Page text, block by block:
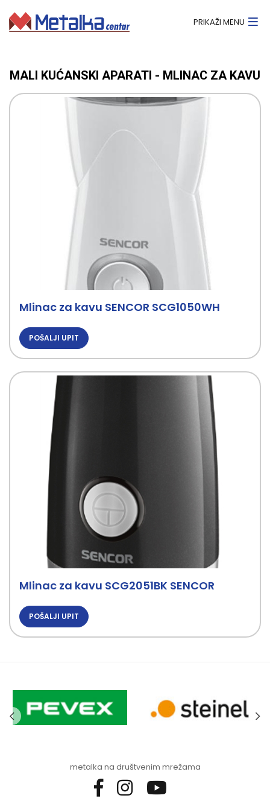
PRIKAŽI MENU
MALI KUĆANSKI APARATI - MLINAC ZA KAVU
Mlinac za kavu SENCOR SCG1050WH
POŠALJI UPIT
Mlinac za kavu SCG2051BK SENCOR
POŠALJI UPIT
metalka na društvenim mrežama